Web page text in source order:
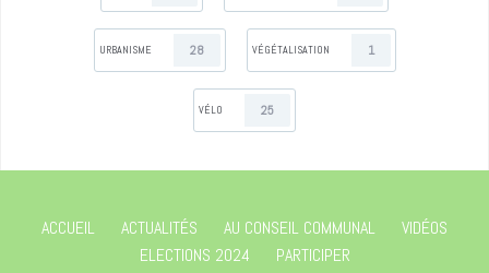
URBANISME 28 VÉGÉTALISATION 1
VÉLO 25
ACCUEIL ACTUALITÉS AU CONSEIL COMMUNAL
VIDÉOS
ELECTIONS 2024
PARTICIPER